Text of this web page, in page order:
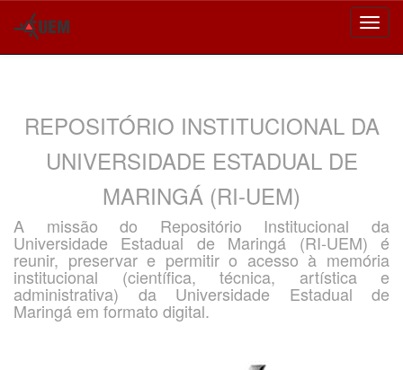
REPOSITÓRIO INSTITUCIONAL DA
UNIVERSIDADE ESTADUAL DE
MARINGÁ (RI-UEM)
A missão do Repositório Institucional da
Universidade Estadual de Maringá (RI-UEM) é
reunir, preservar e permitir o acesso à memória
institucional (científica, técnica, artística e
administrativa) da Universidade Estadual de
Maringá em formato digital.